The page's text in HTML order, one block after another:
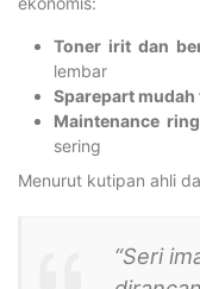
Toner irit dan
lembar
Sparepart mudah
Maintenance
sering
Menurut kutipan ahli
“Seri